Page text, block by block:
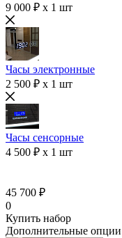
9 000 ₽ x 1 шт
Часы электронные
2 500 ₽ x 1 шт
Часы сенсорные
4 500 ₽ x 1 шт
45 700 ₽
0
Купить набор
Дополнительные опции